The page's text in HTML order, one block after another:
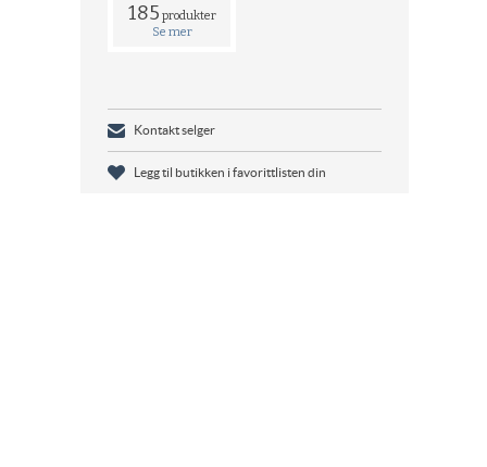
185 produkter
Se mer
Kontakt selger
Legg til butikken i favorittlisten din